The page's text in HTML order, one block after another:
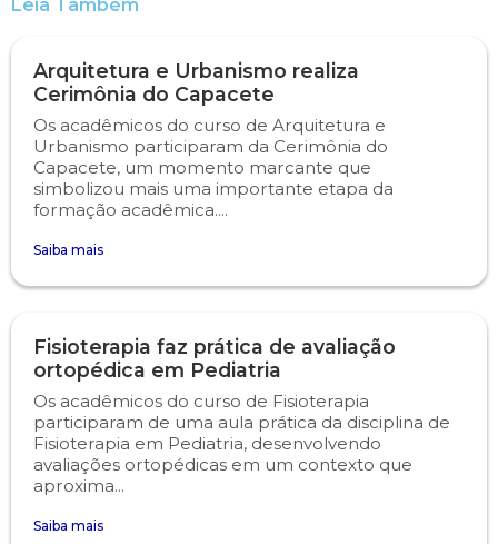
Leia Também
Arquitetura e Urbanismo realiza
Cerimônia do Capacete
Os acadêmicos do curso de Arquitetura e
Urbanismo participaram da Cerimônia do
Capacete, um momento marcante que
simbolizou mais uma importante etapa da
formação acadêmica....
Saiba mais
Fisioterapia faz prática de avaliação
ortopédica em Pediatria
Os acadêmicos do curso de Fisioterapia
participaram de uma aula prática da disciplina de
Fisioterapia em Pediatria, desenvolvendo
avaliações ortopédicas em um contexto que
aproxima...
Saiba mais